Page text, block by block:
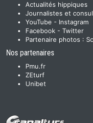
Actualités hippiques
Journalistes et
YouTube - Instagram
Facebook - Twitter
Partenaire photos :
Nos partenaires
Pmu.fr
ZEturf
Unibet